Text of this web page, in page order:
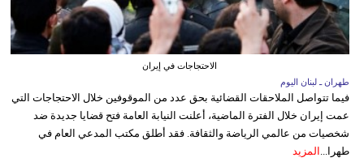
الاحتجاجات في إيران
طهران ـ لبنان اليوم
فيما تتواصل الملاحقات القضائية بحق عدد من الموقوفين خلال الاحتجاجات التي
عمت إيران خلال الفترة الماضية، أعلنت النيابة العامة فتح قضايا جديدة ضد
شخصيات من عالمي الرياضة والثقافة. فقد أطلق مكتب المدعي العام في
طهرا... المزيد